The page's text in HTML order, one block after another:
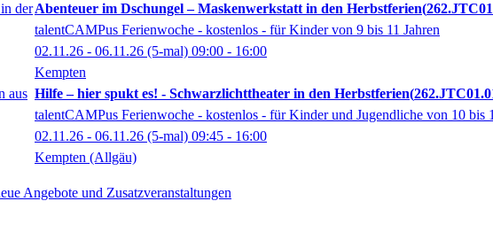
Abenteuer im Dschungel – Maskenwerkstatt in den Herbstferien
talentCAMPus Ferienwoche - kostenlos - für Kinder von 9 bis 11 Jahren
02.11.26 - 06.11.26 (5-mal) 09:00 - 16:00
Kempten
Hilfe – hier spukt es! - Schwarzlichttheater in den Herbstferien
talentCAMPus Ferienwoche - kostenlos - für Kinder und Jugendliche von 10 bis
02.11.26 - 06.11.26 (5-mal) 09:45 - 16:00
Kempten (Allgäu)
Angebote und Zusatzveranstaltungen